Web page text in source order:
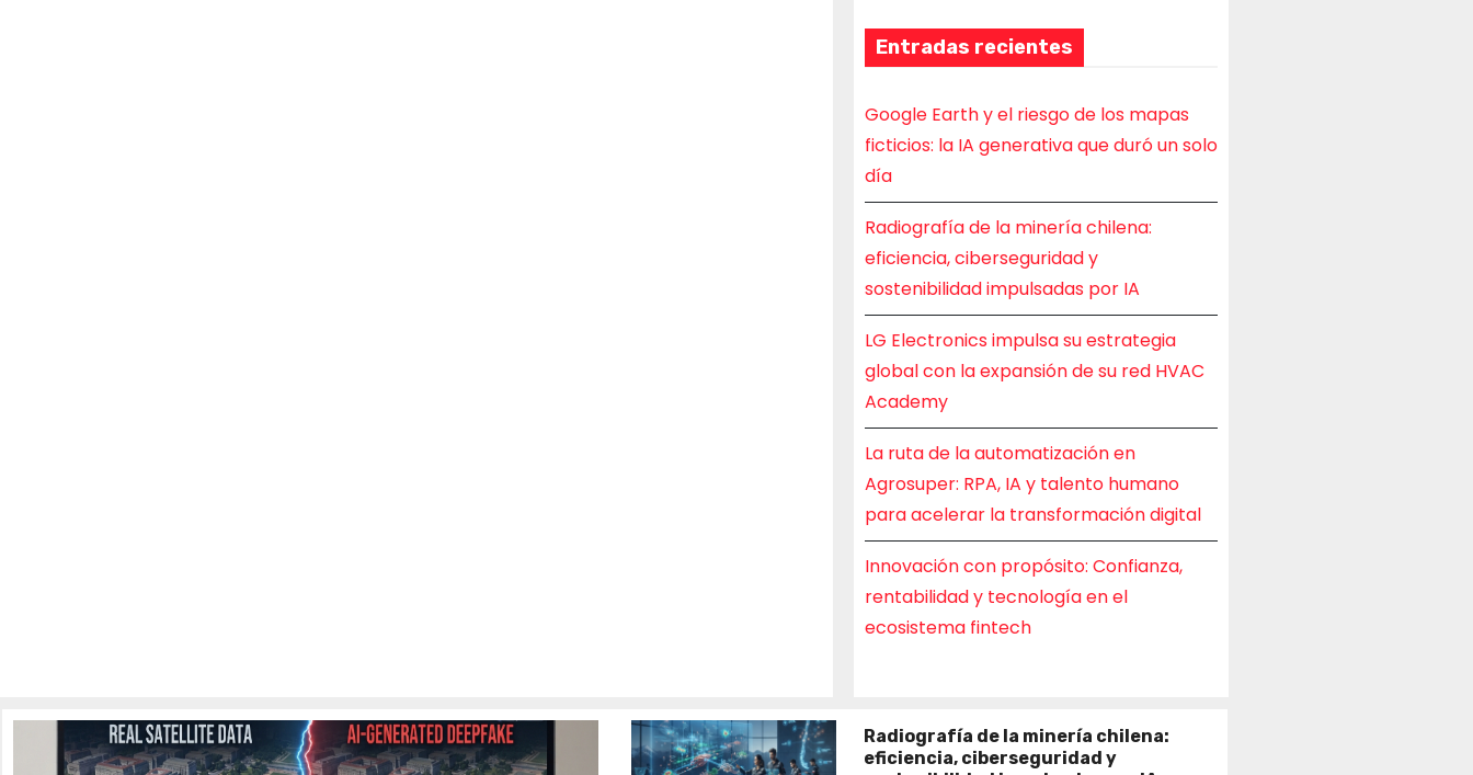
Entradas recientes
Google Earth y el riesgo de los mapas
ficticios: la IA generativa que duró un solo
día
Radiografía de la minería chilena:
eficiencia, ciberseguridad y
sostenibilidad impulsadas por IA
LG Electronics impulsa su estrategia
global con la expansión de su red HVAC
Academy
La ruta de la automatización en
Agrosuper: RPA, IA y talento humano
para acelerar la transformación digital
Innovación con propósito: Confianza,
rentabilidad y tecnología en el
ecosistema fintech
Radiografía de la minería chilena:
eficiencia, ciberseguridad y